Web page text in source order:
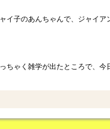
イ子のあんちゃんで、ジャイア
ちゃく雑学が出たところで、今